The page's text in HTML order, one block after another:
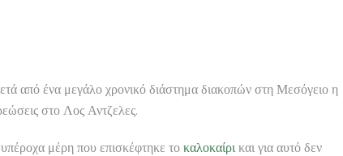
από ένα μεγάλο χρονικό διάστημα διακοπών στη Μεσόγειο η
στο Λος Αντζελες.
μέρη που επισκέφτηκε το καλοκαίρι και για αυτό δεν